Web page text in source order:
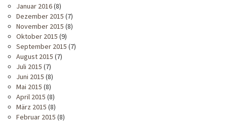
Januar 2016(8)
Dezember 2015 (7)
November 2015 (8)
Oktober 2015 (9)
September 2015 (7)
August 2015 (7)
Juli 2015 (7)
Juni 2015 (8)
Mai 2015 (8)
April 2015 (8)
März 2015 (8)
Februar 2015 (8)